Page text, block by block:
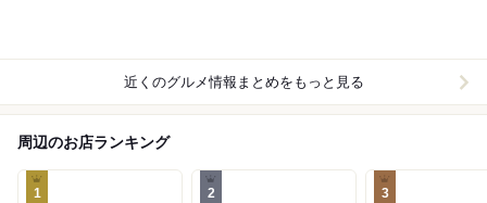
近くのグルメ情報まとめをもっと見る
周辺のお店ランキング
1 2 3